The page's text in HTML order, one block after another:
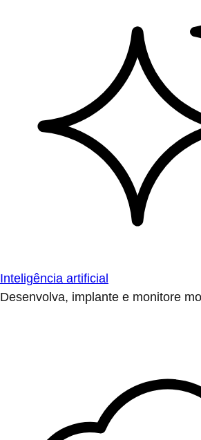
Inteligência artificial
Desenvolva, implante e monitore